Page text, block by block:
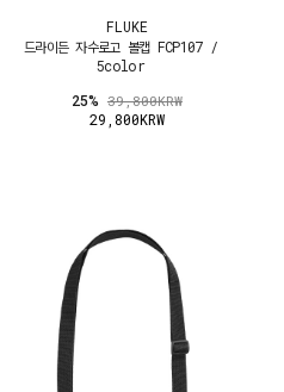
FLUKE
드라이든 자수로고 볼캡 FCP107 /
5color
25% 39,800KRW
29,800KRW